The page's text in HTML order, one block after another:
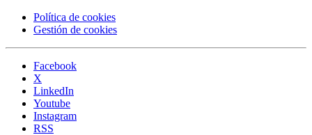
Política de cookies
Gestión de cookies
Facebook
X
LinkedIn
Youtube
Instagram
RSS